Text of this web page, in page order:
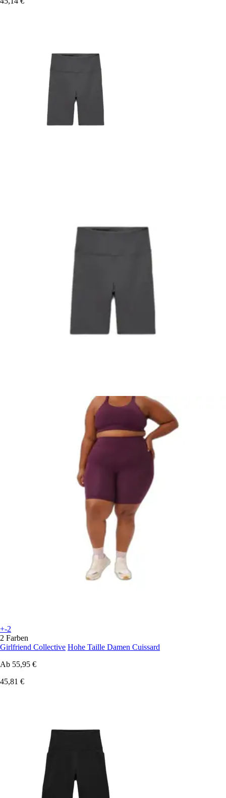
+-2
2 Farben
Girlfriend Collective Hohe Taille Damen Cuissard
Ab 55,95 €
45,81 €